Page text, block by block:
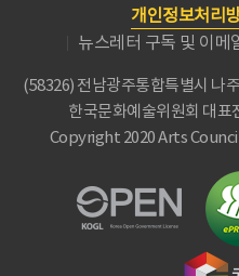
개인정보처리
뉴스레터 구독 및 이메
(58326) 전남광주통합특별시 나
한국문화예술위원회 대표
Copyright 2020 Arts